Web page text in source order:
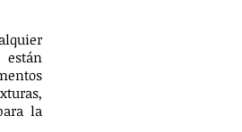
están
la